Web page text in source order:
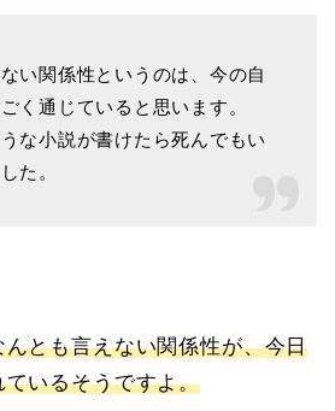
い関係性というのは、今の自
く通じていると思います。
うな小説が書けたら死んでもい
た。
とも言えない関係性が、今日
いるそうですよ。